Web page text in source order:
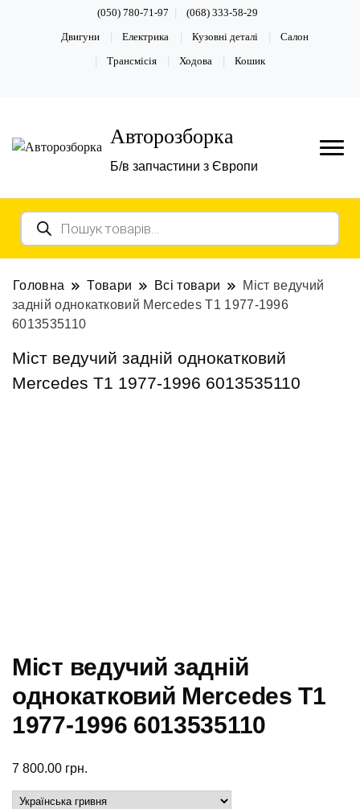
(050) 780-71-97 (068) 333-58-29
Двигуни Електрика Кузовні деталі Салон
Трансмісія Ходова Кошик
Авторозборка
Б/в запчастини з Європи
Пошук
товарів
Головна Товари Всі товари
Міст ведучий
задній однокатковий Mercedes T1 1977-1996
6013535110
Міст ведучий задній однокатковий
Mercedes T1 1977-1996 6013535110
Міст ведучий задній
однокатковий Mercedes T1
1977-1996 6013535110
7 800.00 грн.